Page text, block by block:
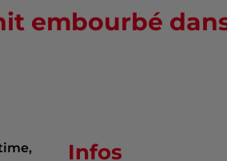
embourbé
Infos